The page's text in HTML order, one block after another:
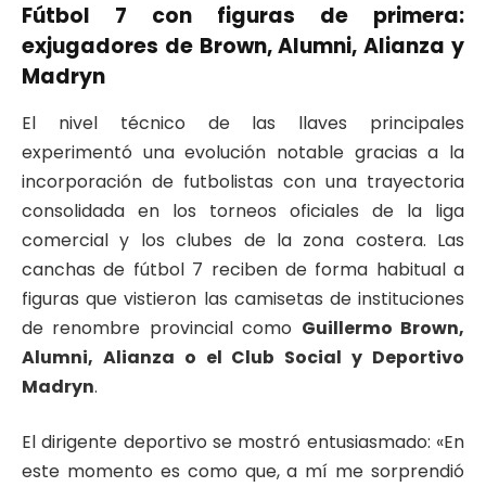
Fútbol 7 con figuras de primera:
exjugadores de Brown, Alumni, Alianza y
Madryn
El nivel técnico de las llaves principales
experimentó una evolución notable gracias a la
incorporación de futbolistas con una trayectoria
consolidada en los torneos oficiales de la liga
comercial y los clubes de la zona costera. Las
canchas de fútbol 7 reciben de forma habitual a
figuras que vistieron las camisetas de instituciones
de renombre provincial como Guillermo Brown,
Alumni, Alianza o el Club Social y Deportivo
Madryn.
El dirigente deportivo se mostró entusiasmado: «En
este momento es como que, a mí me sorprendió